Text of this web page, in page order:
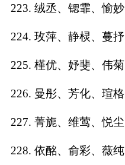
223. 绒丞、锶霏、愉妙
224. 玫萍、静棂、蔓抒
225. 槿优、妤斐、伟菊
226. 曼彤、芳化、瑄格
227. 菁旎、维莺、悦尘
228. 依酩、俞彩、薇纯